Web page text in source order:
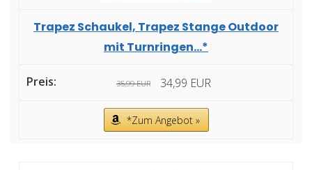
Trapez Schaukel, Trapez Stange Outdoor
mit Turnringen...*
35,99 EUR 34,99 EUR
*Zum Angebot »